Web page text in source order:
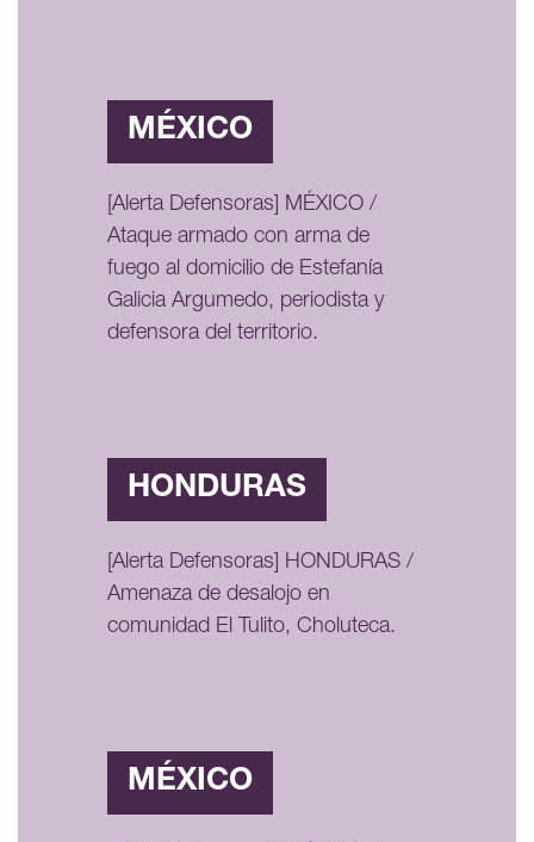
MÉXICO
[Alerta Defensoras] MÉXICO /
Ataque armado con arma de
fuego al domicilio de Estefanía
Galicia Argumedo, periodista y
defensora del territorio.
HONDURAS
[Alerta Defensoras] HONDURAS /
Amenaza de desalojo en
comunidad El Tulito, Choluteca.
MÉXICO